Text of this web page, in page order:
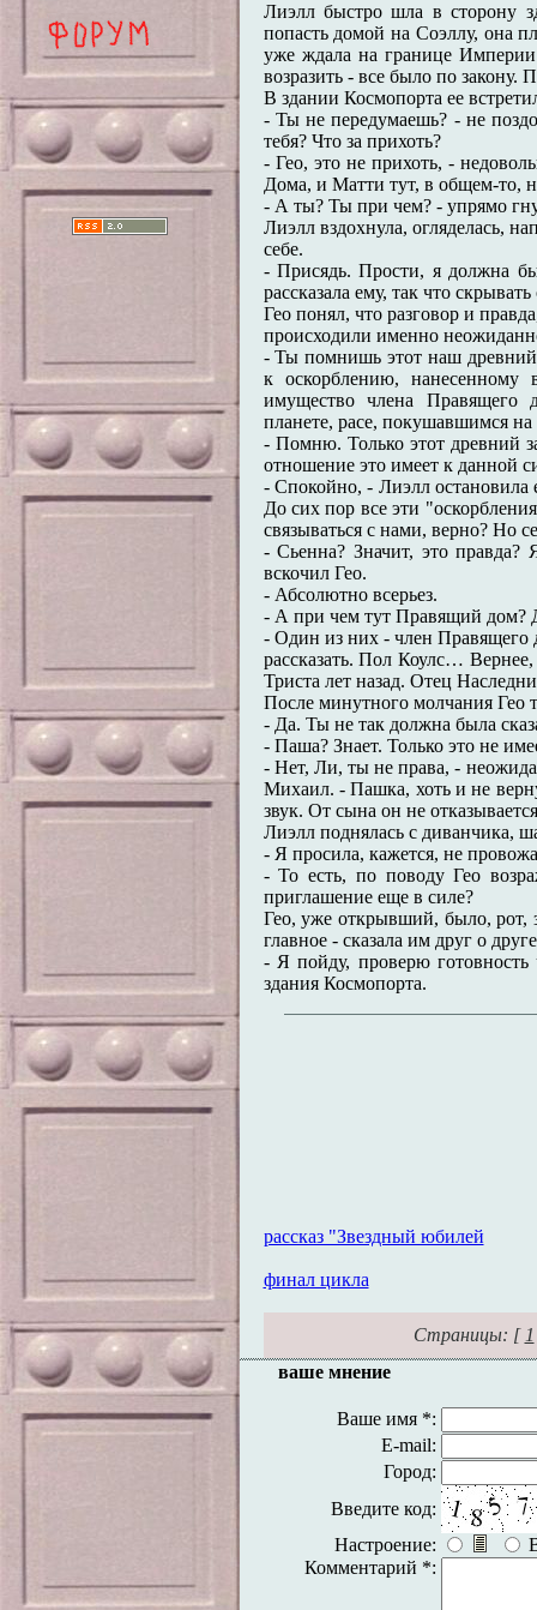
Лиэлл быстро шла в сторону
попасть домой на Соэллу, она
уже ждала на границе
возразить - все было по
В здании Космопорта ее
- Ты не передумаешь? - не
тебя? Что за прихоть?
- Гео, это не прихоть, -
Дома, и Матти тут, в общем-то,
- А ты? Ты при чем? - упрямо
Лиэлл вздохнула, огляделась,
себе.
- Присядь. Прости, я должна
рассказала ему, так что
Гео понял, что разговор и
происходили именно
- Ты помнишь этот наш древний
к оскорблению,
имущество члена Правящего
планете, расе, покушавшимся
- Помню. Только этот древний
отношение это имеет к данной
- Спокойно, - Лиэлл остановила
До сих пор все эти
связываться с нами, верно? Но
- Сьенна? Значит, это
вскочил Гео.
- Абсолютно всерьез.
- А при чем тут Правящий дом?
- Один из них - член Правящего
рассказать. Пол Коулс…
Триста лет назад. Отец
После минутного молчания Гео
- Да. Ты не так должна была
- Паша? Знает. Только это не
- Нет, Ли, ты не права, -
Михаил. - Пашка, хоть и не
звук. От сына он не
Лиэлл поднялась с диванчика,
- Я просила, кажется, не
- То есть, по поводу Гео
приглашение еще в силе?
Гео, уже открывший, было, рот,
главное - сказала им друг о
- Я пойду, проверю готовность
здания Космопорта.
рассказ "Звездный юбилей
финал цикла
Страницы: [1
ваше мнение
Ваше имя *:
E-mail:
Город:
Введите код:
Настроение:
Комментарий *: